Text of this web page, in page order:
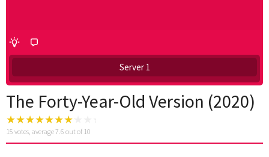
Server 1
The Forty-Year-Old Version (2020)
15 votes, average7.6 out of 10